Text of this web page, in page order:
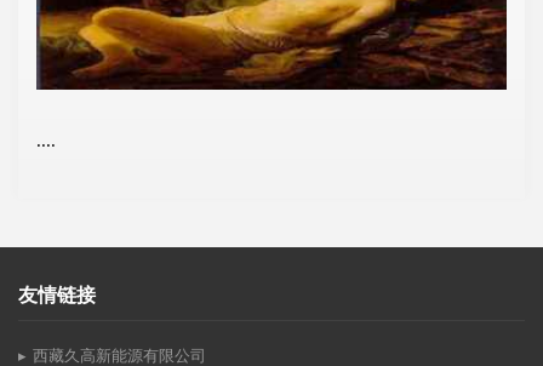
....
友情链接
西藏久高新能源有限公司